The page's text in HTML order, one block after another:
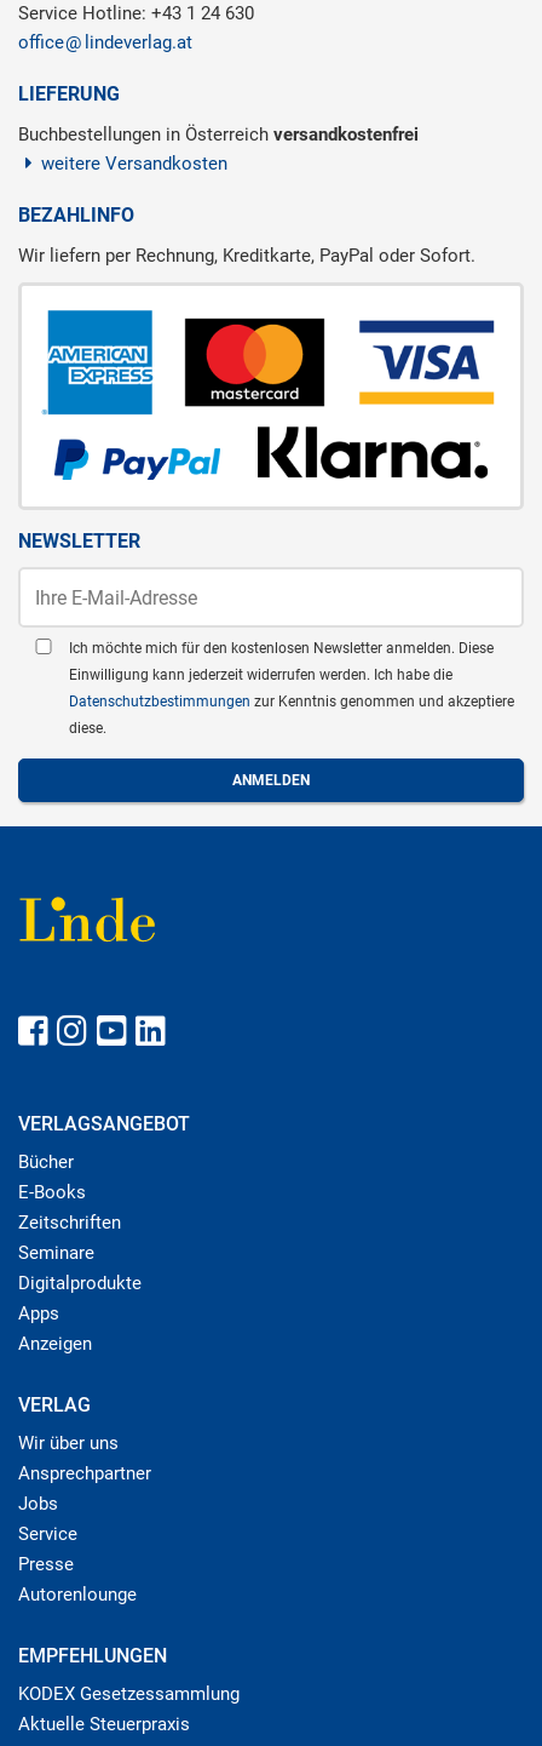
Service Hotline: +43 1 24 630
office
lindeverlag.at
LIEFERUNG
Buchbestellungen in Österreich versandkostenfrei
weitere Versandkosten
BEZAHLINFO
Wir liefern per Rechnung, Kreditkarte, PayPal oder Sofort.
NEWSLETTER
Ich möchte mich für den kostenlosen Newsletter anmelden. Diese
Einwilligung kann jederzeit widerrufen werden. Ich habe die
Datenschutzbestimmungen zur Kenntnis genommen und akzeptiere
diese.
VERLAGSANGEBOT
Bücher
E-Books
Zeitschriften
Seminare
Digitalprodukte
Apps
Anzeigen
VERLAG
Wir über uns
Ansprechpartner
Jobs
Service
Presse
Autorenlounge
EMPFEHLUNGEN
KODEX Gesetzessammlung
Aktuelle Steuerpraxis